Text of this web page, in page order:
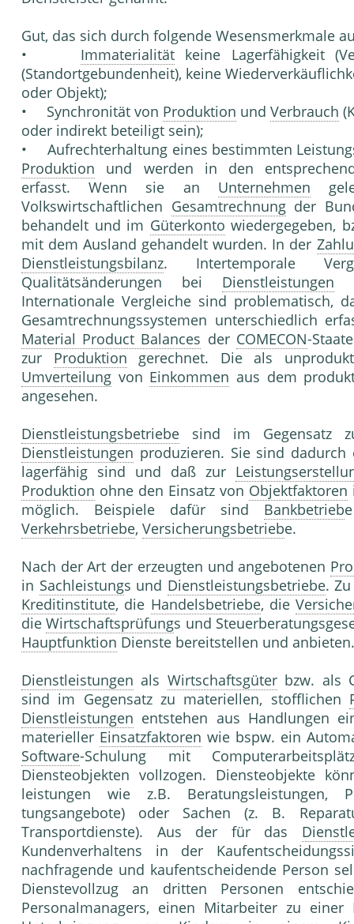
Gut, das sich durch folgende Wesensmerkmale
• Immaterialitätkeine Lagerfähigkeit
(Standortgebundenheit), keine
oder Objekt);
• Synchronität von Produktion und Verbrauch
oder indirekt beteiligt sein);
• Aufrechterhaltung eines bestimmten
Produktion und werden in den
erfasst. Wenn sie an Unternehmen
Volkswirtschaftlichen Gesamtrechnungder
behandelt und im Güterkonto wiedergegeben,
mit dem Ausland gehandelt wurden. In der
Dienstleistungsbilanz. Intertemporale
Qualitätsänderungen bei Dienstleistungen
Internationale Vergleiche sind problematisch,
Gesamtrechnungssystemen unterschiedlich
Material Product Balances der COMECON-
zur Produktion gerechnet. Die als
Umverteilung von Einkommen aus dem
angesehen.
Dienstleistungsbetriebe sind im Gegensatz
Dienstleistungen produzieren. Sie sind
lagerfähig sind und daß zur
Produktion ohne den Einsatz von Objektfaktoren
möglich. Beispiele dafür sind Bankbetrieb
Verkehrsbetriebe, Versicherungsbetriebe.
Nach der Art der erzeugten und angebotenen
in Sachleistungs und Dienstleistungsbetriebe.
Kreditinstitute, die Handelsbetriebe, die
dieWirtschaftsprüfungs und
Hauptfunktion Dienste bereitstellen und anbieten.
Dienstleistungen als Wirtschaftsgüterbzw. als
sind im Gegensatz zu materiellen, stofflichen
Dienstleistungen entstehen aus Handlungen
materieller Einsatzfaktoren wie bspw. ein
Software-Schulung mit
Diensteobjekten vollzogen. Diensteobjekte
leistungen wie z.B. Beratungsleistungen,
tungsangebote) oder Sachen (z. B.
Transportdienste). Aus der für das
Kundenverhaltens in der
nachfragende und kaufentschei­dende Person
Dienstevollzug an dritten Perso­nen
Personalmanagers, einen Mitarbeiter zu einer